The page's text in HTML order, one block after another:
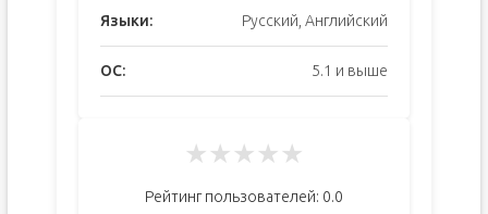
Языки: Русский, Английский
ОС: 5.1 и выше
★★★★★
Рейтинг пользователей: 0.0